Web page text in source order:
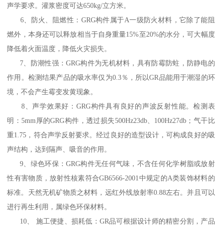
声学要求。灌浆密度可达650kg/立方米。
6、防火、阻燃性：GRG构件属于A一级防火材料，它除了能阻
燃外，本身还可以释放相当于自身重量15%至20%的水分，可大幅度
降低着火面温度，降低火灾损失。
7、防潮性强：GRG构件为无机材料，具有防霉防蛀，防静电的
作用。检测结果产品的吸水率仅为0.3％，所以GR品能用于潮湿的环
境，不会产生霉变发黄现象。
8、声学效果好：GRG构件具有良好的声波反射性能。检测表
明：5mm厚的GRG构件，透过损失500Hz23db、100Hz27db；气干比
重1.75，符合声学反射要求。经过良好的造型设计，可构成良好的吸
声结构，达到隔声、吸音的作用。
9、绿色环保：GRG构件无任何气味，不含任何化学树脂或放射
性有害物质，放射性核素符合GB6566-2001中规定的A类装饰材料的
标准。天然无机矿物质之材料，远红外线放射率0.88左右。并且可以
进行再生利用，属绿色环保材料。
10、 施工便捷、损耗低：GR品可根据设计师的精密分割，产品